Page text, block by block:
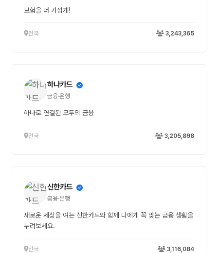
보험을 더 가깝게!
전국 3,243,365
하나카드
금융·은행
하나로 연결된 모두의 금융
전국 3,205,898
신한카드
금융·은행
새로운 세상을 여는 신한카드와 함께 나에게 꼭 맞는 금융 생활을
누려보세요.
전국 3,116,084